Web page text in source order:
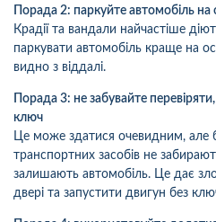
Порада 2: паркуйте автомобіль на
Крадії та вандали найчастіше
паркувати автомобіль краще на
видно з віддалі.
Порада 3: не забувайте
ключ
Це може здатися очевидним, але
транспортних засобів не
залишають автомобіль. Це дає
двері та запустити двигун без